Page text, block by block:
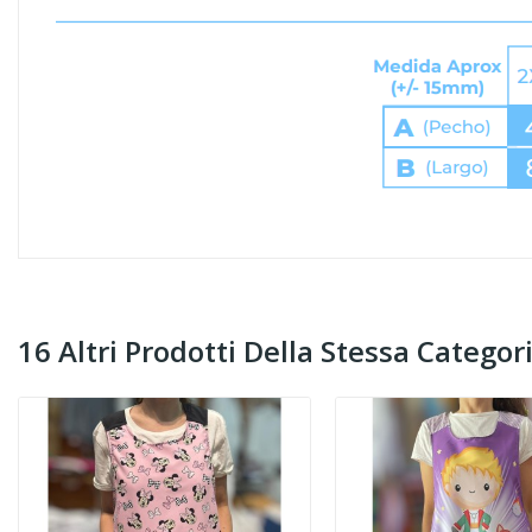
16 Altri Prodotti Della Stessa